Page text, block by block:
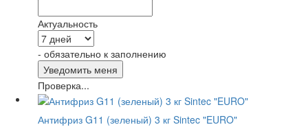
Актуальность
- обязательно к заполнению
Проверка...
Антифриз G11 (зеленый) 3 кг Sintec "EURO"